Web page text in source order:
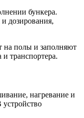
бункера.
дозирования,
на полы и заполняют
транспортера.
нагревание и
устройство